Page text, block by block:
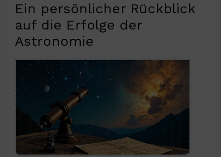
Ein persönlicher Rückblick
auf die Erfolge der
Astronomie